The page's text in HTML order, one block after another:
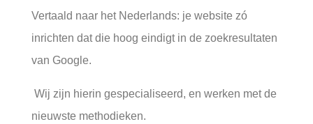
Vertaald naar het Nederlands: je website zó
inrichten dat die hoog eindigt in de zoekresultaten
van Google.
Wij zijn hierin gespecialiseerd, en werken met de
nieuwste methodieken.